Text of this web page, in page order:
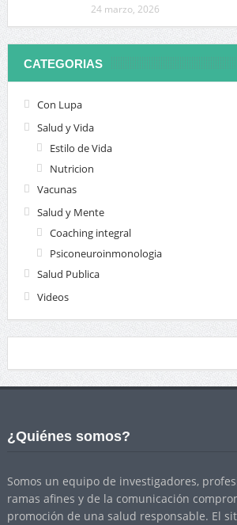
24 marzo, 2026
CATEGORIAS
Con Lupa
Salud y Vida
Estilo de Vida
Nutricion
Vacunas
Salud y Mente
Coaching integral
Psiconeuroinmonologia
Salud Publica
Videos
¿Quiénes somos?
Somos un equipo de investigadores,
ramas afines y de la comunicación
promoción de una salud responsable. El